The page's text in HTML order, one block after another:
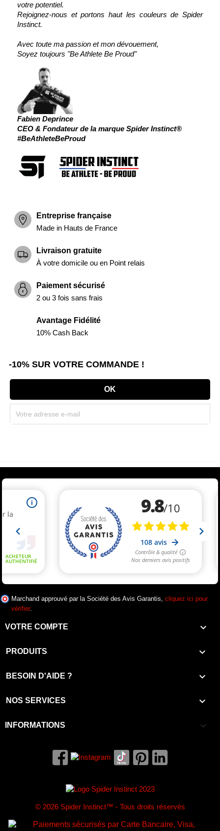
votre potentiel.
Rejoignez-nous et portons haut les couleurs de Spider
Instinct.
Avec toute ma passion et mon dévouement,
Soyez toujours "Be Athlete Be Proud"
Fabien Deprince
CEO & Fondateur de la marque Spider Instinct®
#BeAthleteBeProud
Entreprise française
Made in Hauts de France
Livraison gratuite
À votre domicile ou en Point relais
Paiement sécurisé
2 ou 3 fois sans frais
Avantage Fidélité
10% Cash Back
-10% SUR VOTRE COMMANDE !
Marchand approuvé par la Société des Avis Garantis, cliquez ici pour
vérifier.
VOTRE COMPTE 
PRODUITS 
BESOIN D'AIDE ? 
NOS SERVICES 
INFORMATIONS keyboard_arrow_down
© 2026 Spider Instinct™ - Tous droits réservés